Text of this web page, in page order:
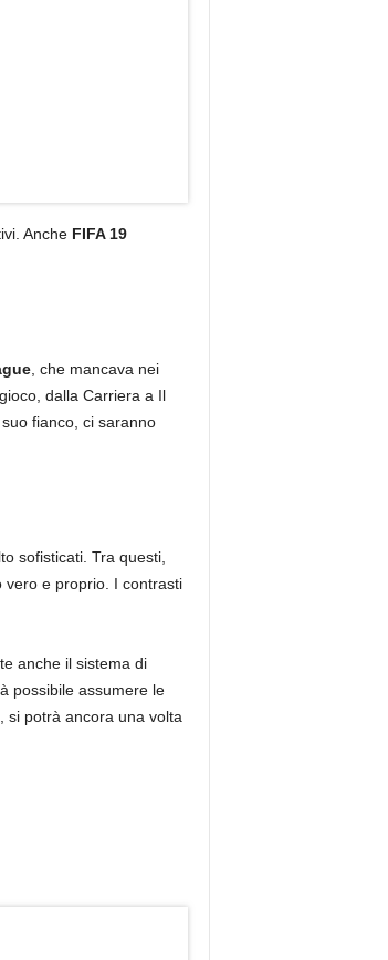
Anche FIFA 19
, che mancava nei
dalla Carriera a Il
fianco, ci saranno
sofisticati. Tra questi,
vero e proprio. I contrasti
anche il sistema di
possibile assumere le
, si potrà ancora una volta